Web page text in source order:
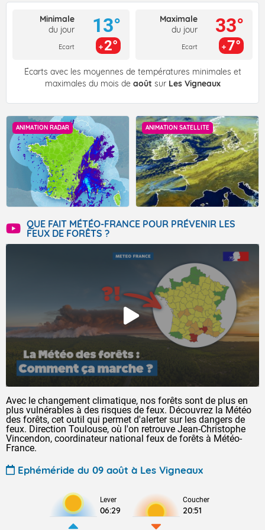
Minimale
du jour
Ecart
13°
2°
Maximale
du jour
Ecart
33°
7°
Écarts avec les moyennes de températures minimales et
maximales du mois de août sur Les Vigneaux
ANIMATION RADAR ANIMATION SATELLITE
QUE FAIT MÉTÉO-FRANCE POUR PRÉVENIR LES
FEUX DE FORÊTS ?
Avec le changement climatique, nos forêts sont de plus en
plus vulnérables à des risques de feux. Découvrez la Météo
des forêts, cet outil qui permet d'alerter sur les dangers de
feux. Direction Toulouse, où l'on retrouve Jean-Christophe
Vincendon, coordinateur national feux de forêts à Météo-
France.
Ephéméride du 09 août à Les Vigneaux
Lever
06:29
Coucher
20:51